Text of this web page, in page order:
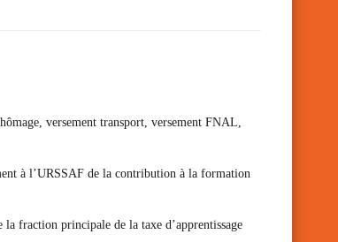
versement transport, versement FNAL,
à l’URSSAF de la contribution à la formation
fraction principale de la taxe d’apprentissage